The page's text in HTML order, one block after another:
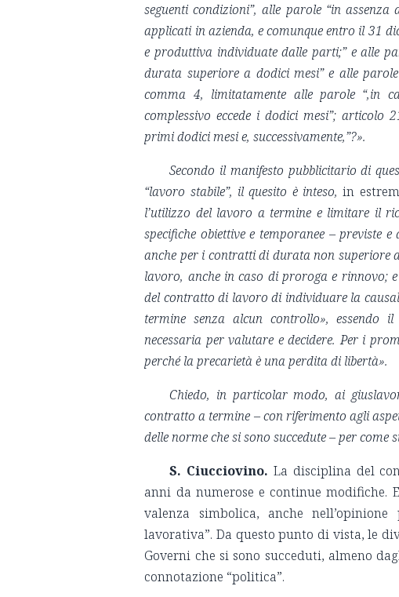
seguenti condizioni”, alle parole “in
applicati in azienda, e comunque entro il 31
e produttiva individuate dalle parti;” e alle
durata superiore a dodici mesi” e alle
comma 4, limitatamente alle parole “,in
complessivo eccede i dodici mesi”; articolo
primi dodici mesi e, successivamente,”?».
Secondo il manifesto pubblicitario di
“lavoro stabile”, il quesito è inteso,in
l’utilizzo del lavoro a termine e limitare il
specifiche obiettive e temporanee – previste
anche per i contratti di durata non superiore
lavoro, anche in caso di proroga e rinnovo;
del contratto di lavoro di individuare la
termine senza alcun controllo», essendo
necessaria per valutare e decidere. Per i
perché la precarietà è una perdita di libertà».
Chiedo, in particolar modo, ai
contratto a termine – con riferimento agli
delle norme che si sono succedute – per
S. Ciucciovino.La disciplina del
anni da numerose e continue modifiche.
valenza simbolica, anche
lavorativa”. Da questo punto di vista, le
Governi che si sono succeduti, almeno
connotazione “politica”.